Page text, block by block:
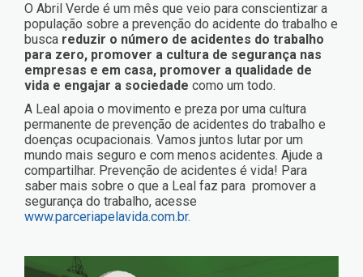
O Abril Verde é um mês que veio para conscientizar a
população sobre a prevenção do acidente do trabalho e
busca reduzir o número de acidentes do trabalho
para zero, promover a cultura de segurança nas
empresas e em casa, promover a qualidade de
vida e engajar a sociedade como um todo.
A Leal apoia o movimento e preza por uma cultura
permanente de prevenção de acidentes do trabalho e
doenças ocupacionais. Vamos juntos lutar por um
mundo mais seguro e com menos acidentes. Ajude a
compartilhar. Prevenção de acidentes é vida! Para
saber mais sobre o que a Leal faz para promover a
segurança do trabalho, acesse
www.parceriapelavida.com.br.